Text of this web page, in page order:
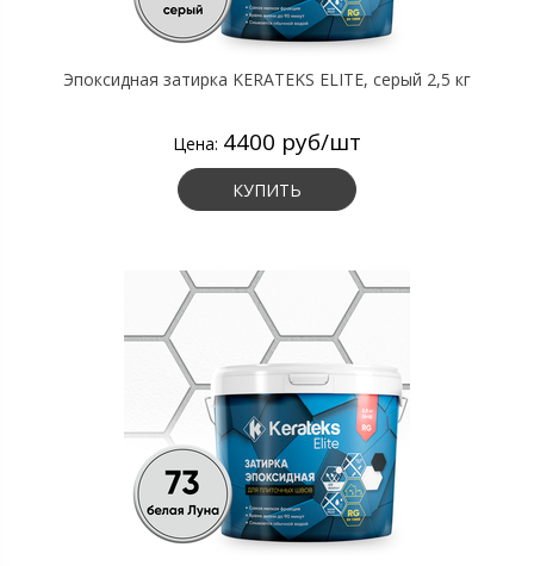
Эпоксидная затирка KERATEKS ELITE, серый 2,5 кг
Цена: 4400 руб/шт
КУПИТЬ